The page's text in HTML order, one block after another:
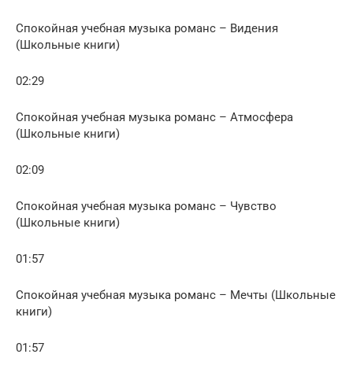
Спокойная учебная музыка романс – Видения
(Школьные книги)
02:29
Спокойная учебная музыка романс – Атмосфера
(Школьные книги)
02:09
Спокойная учебная музыка романс – Чувство
(Школьные книги)
01:57
Спокойная учебная музыка романс – Мечты (Школьные
книги)
01:57